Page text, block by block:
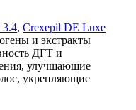
3.4, Crexepil DE Luxe
и экстракты
ДГТ и
улучшающие
укрепляющие